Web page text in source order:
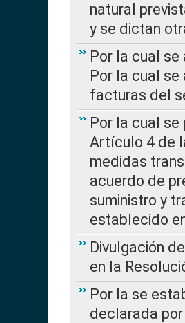
natural
y se dictan
Por la cual se
Por la cual
facturas del
Por la cual
Artículo 4 de
medidas
acuerdo de
suministro y
establecido
Divulgación
en la
Por la se
declarada